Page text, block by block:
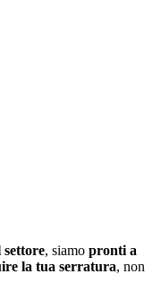
settore, siamo pronti a
la tua serratura, non